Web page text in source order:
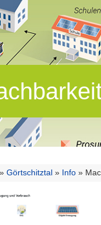
» Görtschitztal » Info »